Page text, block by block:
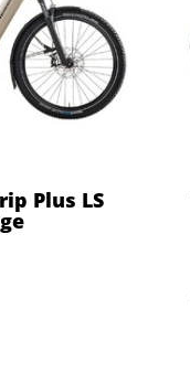
Plus LS